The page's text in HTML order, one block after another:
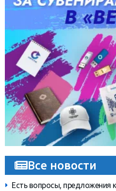
Все новости
Есть вопросы, предложения